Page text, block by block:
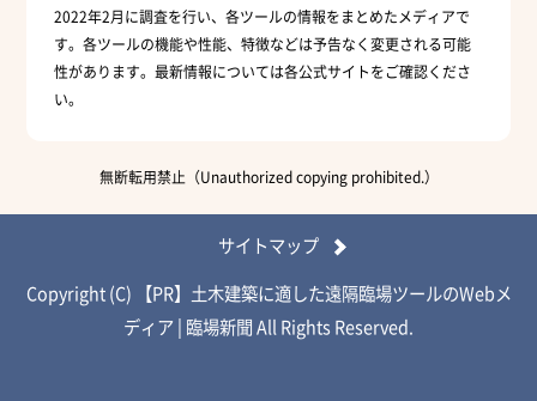
2022年2月に調査を行い、各ツールの情報をまとめたメディアで
す。各ツールの機能や性能、特徴などは予告なく変更される可能
性があります。最新情報については各公式サイトをご確認くださ
い。
無断転用禁止（Unauthorized copying prohibited.）
Copyright (C)
土木建築に適した遠隔臨場ツールのWebメ
ディア│臨場新聞All Rights Reserved.
サイトマップ